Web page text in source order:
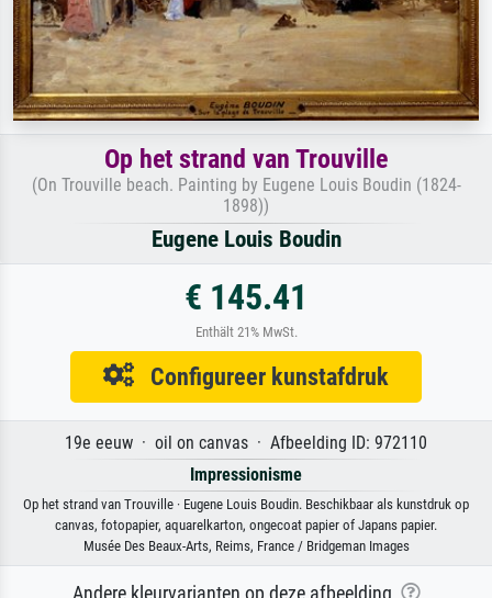
Op het strand van Trouville
(On Trouville beach. Painting by Eugene Louis Boudin (1824-
1898))
Eugene Louis Boudin
€ 145.41
Enthält 21% MwSt.
Configureer kunstafdruk
19e eeuw · oil on canvas · Afbeelding ID: 972110
Impressionisme
Op het strand van Trouville · Eugene Louis Boudin. Beschikbaar als kunstdruk op
canvas, fotopapier, aquarelkarton, ongecoat papier of Japans papier.
Musée Des Beaux-Arts, Reims, France / Bridgeman Images